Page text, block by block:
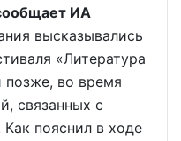
ИА
высказывались
«Литература
позже, во время
связанных с
Как пояснил в ходе